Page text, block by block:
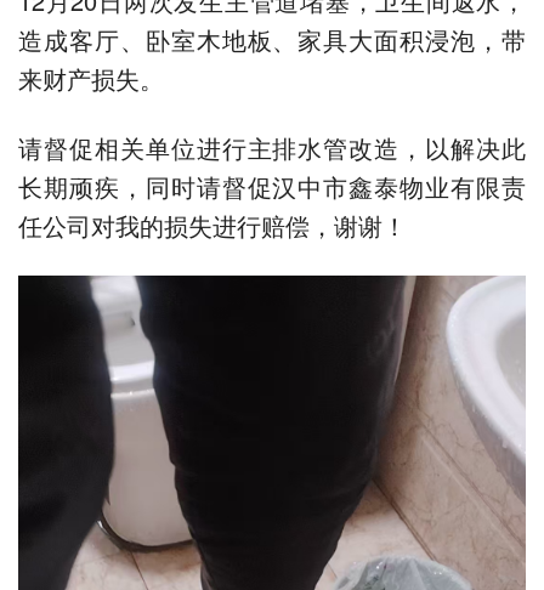
造成客厅、卧室木地板、家具大面积浸泡，带
来财产损失。
请督促相关单位进行主排水管改造，以解决此
长期顽疾，同时请督促汉中市鑫泰物业有限责
任公司对我的损失进行赔偿，谢谢！